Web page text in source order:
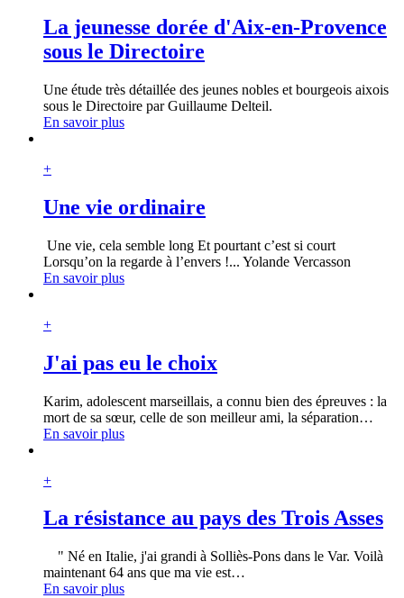
La jeunesse dorée d'Aix-en-Provence
sous le Directoire
Une étude très détaillée des jeunes nobles et bourgeois aixois
sous le Directoire par Guillaume Delteil.
En savoir plus
+
Une vie ordinaire
Une vie, cela semble long Et pourtant c’est si court
Lorsqu’on la regarde à l’envers !... Yolande Vercasson
En savoir plus
+
J'ai pas eu le choix
Karim, adolescent marseillais, a connu bien des épreuves : la
mort de sa sœur, celle de son meilleur ami, la séparation…
En savoir plus
+
La résistance au pays des Trois Asses
" Né en Italie, j'ai grandi à Solliès-Pons dans le Var. Voilà
maintenant 64 ans que ma vie est…
En savoir plus